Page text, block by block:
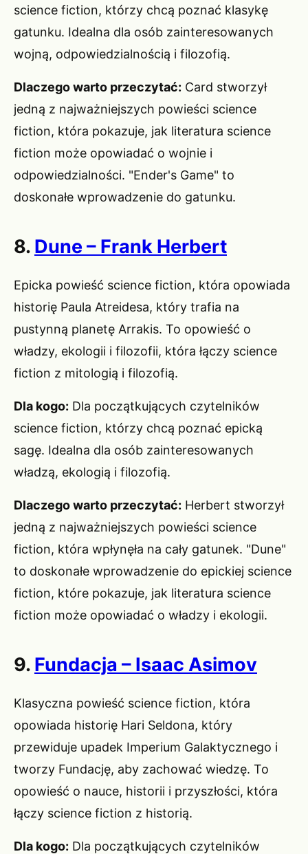
science fiction, którzy chcą poznać klasykę
gatunku. Idealna dla osób zainteresowanych
wojną, odpowiedzialnością i filozofią.
Dlaczego warto przeczytać: Card stworzył
jedną z najważniejszych powieści science
fiction, która pokazuje, jak literatura science
fiction może opowiadać o wojnie i
odpowiedzialności. "Ender's Game" to
doskonałe wprowadzenie do gatunku.
8. Dune – Frank Herbert
Epicka powieść science fiction, która opowiada
historię Paula Atreidesa, który trafia na
pustynną planetę Arrakis. To opowieść o
władzy, ekologii i filozofii, która łączy science
fiction z mitologią i filozofią.
Dla kogo: Dla początkujących czytelników
science fiction, którzy chcą poznać epicką
sagę. Idealna dla osób zainteresowanych
władzą, ekologią i filozofią.
Dlaczego warto przeczytać: Herbert stworzył
jedną z najważniejszych powieści science
fiction, która wpłynęła na cały gatunek. "Dune"
to doskonałe wprowadzenie do epickiej science
fiction, które pokazuje, jak literatura science
fiction może opowiadać o władzy i ekologii.
9. Fundacja – Isaac Asimov
Klasyczna powieść science fiction, która
opowiada historię Hari Seldona, który
przewiduje upadek Imperium Galaktycznego i
tworzy Fundację, aby zachować wiedzę. To
opowieść o nauce, historii i przyszłości, która
łączy science fiction z historią.
Dla kogo: Dla początkujących czytelników